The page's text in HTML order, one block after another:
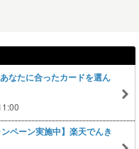
なたに合ったカードを選ん
ペーン実施中】楽天でんき